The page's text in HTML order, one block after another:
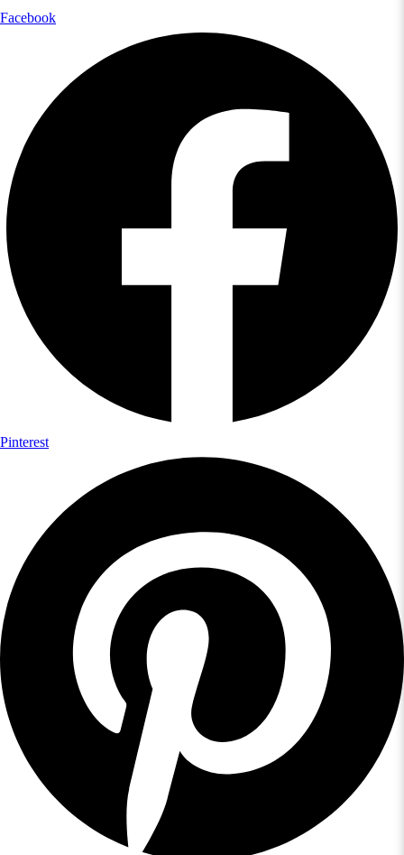
Facebook
Pinterest